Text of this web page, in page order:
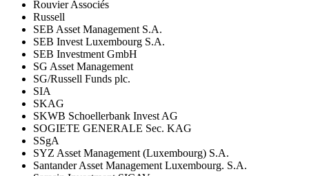
Rouvier Associés
Russell
SEB Asset Management S.A.
SEB Invest Luxembourg S.A.
SEB Investment GmbH
SG Asset Management
SG/Russell Funds plc.
SIA
SKAG
SKWB Schoellerbank Invest AG
SOGIETE GENERALE Sec. KAG
SSgA
SYZ Asset Management (Luxembourg) S.A.
Santander Asset Management Luxembourg. S.A.